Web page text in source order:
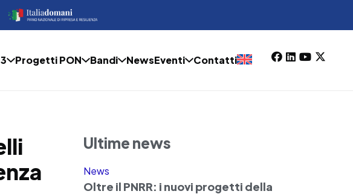
Progetti PON Bandi NewsEventi Contatti
Ultime news
News
Oltre il PNRR: i nuovi progetti della